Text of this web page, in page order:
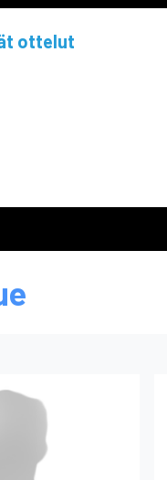
ottelut